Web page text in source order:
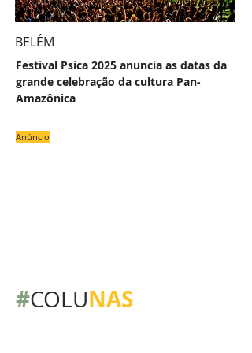
BELÉM
Festival Psica 2025 anuncia as datas da
grande celebração da cultura Pan-
Amazônica
Anúncio
#COLUNAS